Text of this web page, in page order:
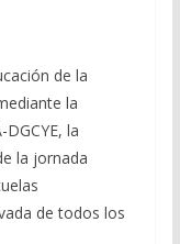
de la
la
la
la jornada
de todos los